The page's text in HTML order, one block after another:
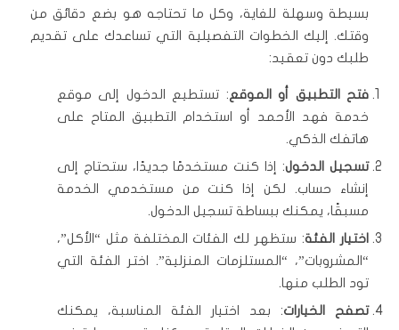
بسيطة وسهلة للغاية، وكل ما تحتاجه هو بضع دقائق من
وقتك. إليك الخطوات التفصيلية التي تساعدك على تقديم
طلبك دون تعقيد:
فتح التطبيق أو الموقع: تستطيع الدخول إلى موقع
خدمة فهد الأحمد أو استخدام التطبيق المتاح على
هاتفك الذكي.
تسجيل الدخول: إذا كنت مستخدمًا جديدًا، ستحتاج إلى
إنشاء حساب. لكن إذا كنت من مستخدمي الخدمة
مسبقًا، يمكنك ببساطة تسجيل الدخول.
اختيار الفئة: ستظهر لك الفئات المختلفة مثل “الأكل”،
“المشروبات”، “المستلزمات المنزلية”. اختر الفئة التي
تود الطلب منها.
تصفح الخيارات: بعد اختيار الفئة المناسبة، يمكنك